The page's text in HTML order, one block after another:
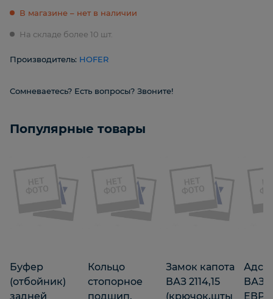
В магазине – нет в наличии
На складе более 10 шт.
Производитель: HOFER
Сомневаетесь? Есть вопросы? Звоните!
Популярные товары
Буфер
(отбойник)
задней
Кольцо
стопорное
подшип.
Замок капота
ВАЗ 2114,15
(крючок,шты
ВАЗ